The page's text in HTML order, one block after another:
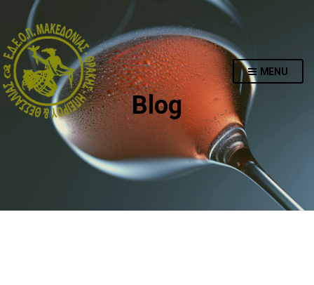
MENU
Blog